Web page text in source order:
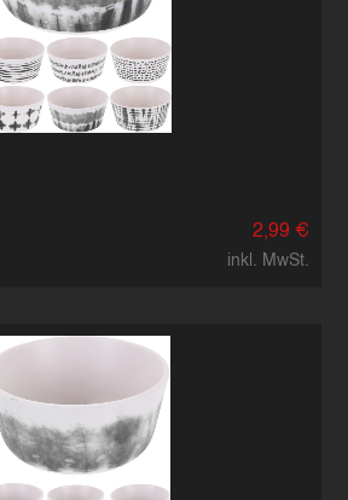
2,99 €
inkl. MwSt.